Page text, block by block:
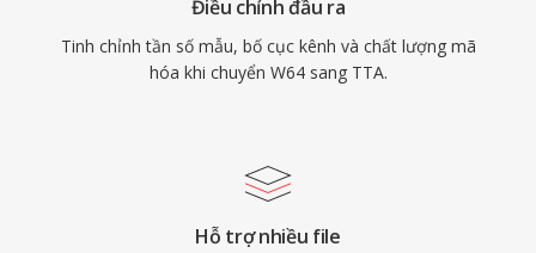
giản và nén trong suốt.Điều chỉnh đầu ra
Tinh chỉnh tần số mẫu, bố cục kênh và chất lượng mã
hóa khi chuyển W64 sang TTA.
Hỗ trợ nhiều file